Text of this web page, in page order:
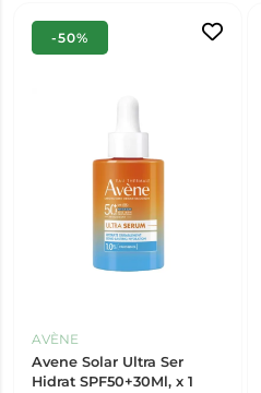
-50%
AVÈNE
Avene Solar Ultra Ser
Hidrat SPF50+30Ml, x 1